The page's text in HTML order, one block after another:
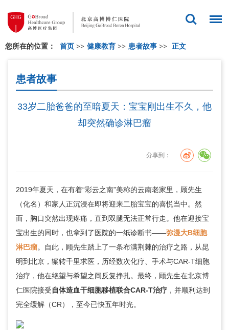
您所在的位置： 首页 >> 健康教育 >> 患者故事 >> 正文
患者故事
33岁二胎爸爸的至暗夏天：宝宝刚出生不久，他
却突然确诊淋巴瘤
分享到：
2019年夏天，在有着“彩云之南”美称的云南老家里，顾先生
（化名）和家人正沉浸在即将迎来二胎宝宝的喜悦当中。然
而，胸口突然出现疼痛，直到双腿无法正常行走。他在迎接宝
宝出生的同时，也拿到了医院的一纸诊断书——弥漫大B细胞
淋巴瘤。自此，顾先生踏上了一条布满荆棘的治疗之路，从昆
明到北京，辗转千里求医，历经数次化疗、手术与CAR-T细胞
治疗，他在绝望与希望之间反复挣扎。最终，顾先生在北京博
仁医院接受自体造血干细胞移植联合CAR-T治疗 ，并顺利达到
完全缓解（CR），至今已快五年时光。